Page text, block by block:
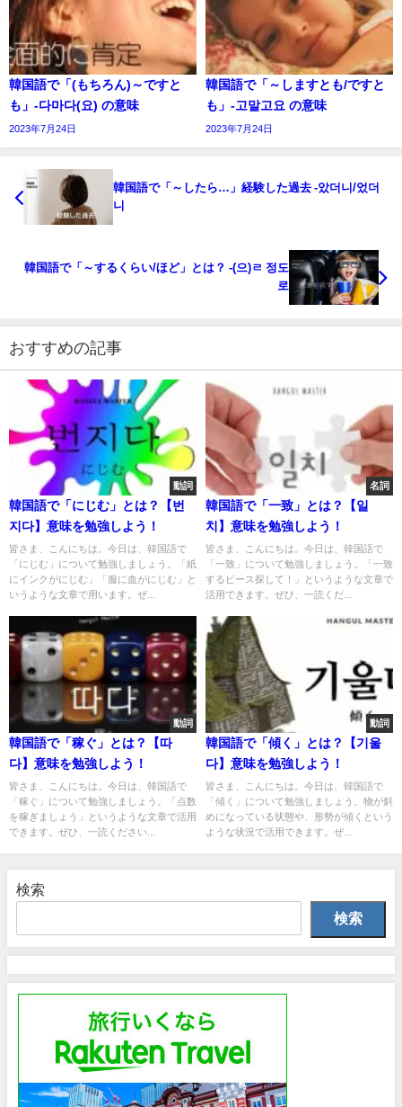
韓国語で「(もちろん)～ですと
も」-다마다(요) の意味
2023年7月24日
韓国語で「～しますとも/ですと
も」-고말고요 の意味
2023年7月24日
韓国語で「～したら…」経験した過去 -았더니/었더
니
韓国語で「～するくらい/ほど」とは？ -(으)ㄹ 정도
로
おすすめの記事
動詞
韓国語で「にじむ」とは？【번
지다】意味を勉強しよう！
皆さま、こんにちは。今日は、韓国語で
「にじむ」について勉強しましょう。「紙
にインクがにじむ」「服に血がにじむ」と
いうような文章で用います。ぜ...
名詞
韓国語で「一致」とは？【일
치】意味を勉強しよう！
皆さま、こんにちは。今日は、韓国語で
「一致」について勉強しましょう。「一致
するピース探して！」というような文章で
活用できます。ぜひ、一読くだ...
動詞
韓国語で「稼ぐ」とは？【따
다】意味を勉強しよう！
皆さま、こんにちは。今日は、韓国語で
「稼ぐ」について勉強しましょう。「点数
を稼ぎましょう」というような文章で活用
できます。ぜひ、一読ください...
動詞
韓国語で「傾く」とは？【기울
다】意味を勉強しよう！
皆さま、こんにちは。今日は、韓国語で
「傾く」について勉強しましょう。物が斜
めになっている状態や、形勢が傾くという
ような状況で活用できます。ぜ...
検索
検索